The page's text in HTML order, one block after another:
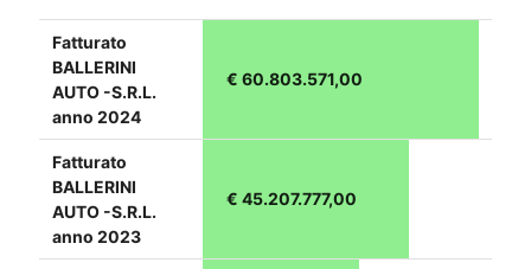
Fatturato
BALLERINI
AUTO -S.R.L.
anno 2024
€ 60.803.571,00
Fatturato
BALLERINI
AUTO -S.R.L.
anno 2023
€ 45.207.777,00